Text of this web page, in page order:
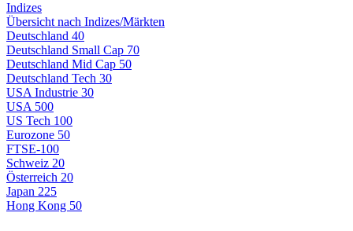
Indizes
Übersicht nach Indizes/Märkten
Deutschland 40
Deutschland Small Cap 70
Deutschland Mid Cap 50
Deutschland Tech 30
USA Industrie 30
USA 500
US Tech 100
Eurozone 50
FTSE-100
Schweiz 20
Österreich 20
Japan 225
Hong Kong 50